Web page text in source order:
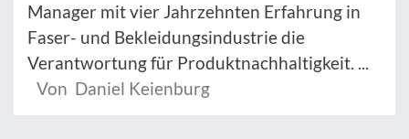
Manager mit vier Jahrzehnten Erfahrung in
Faser- und Bekleidungsindustrie die
Verantwortung für Produktnachhaltigkeit. ...
Von Daniel Keienburg